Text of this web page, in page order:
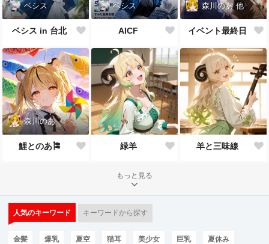
ベシス
ベシス in 台北
ベシス
AICF
森川のあ 他
イベント最終日
森川のあ
鯉とのあ🎏 緑羊 羊と三味線
もっと見る
人気のキーワード キーワードから探す
金髪 爆乳 夏空 猫耳 美少女 巨乳 夏休み